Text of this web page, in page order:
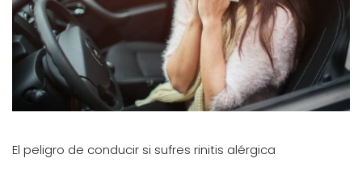
El peligro de conducir si sufres rinitis alérgica